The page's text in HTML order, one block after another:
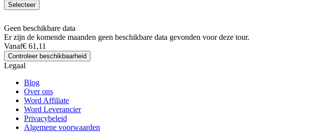
Selecteer
Geen beschikbare data
Er zijn de komende maanden geen beschikbare data gevonden voor deze tour.
Vanaf€ 61,11
Controleer beschikbaarheid
Legaal
Blog
Over ons
Word Affiliate
Word Leverancier
Privacybeleid
Algemene voorwaarden